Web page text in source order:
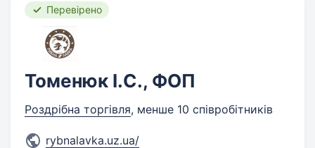
Перевірено
Томенюк І.С., ФОП
Роздрібна торгівля, менше 10 співробітників
rybnalavka.uz.ua/